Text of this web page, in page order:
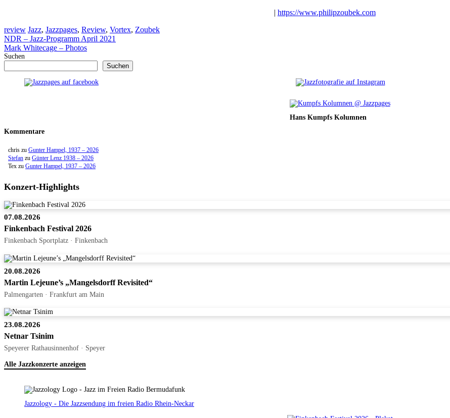
| https://www.philipzoubek.com
Kategorien
review Schlagwörter
Jazz, Jazzpages, Review, Vortex, Zoubek
NDR – Jazz-Programm April 2021
Mark Whitecage – Photos
Suchen
Suchen
Hans Kumpfs Kolumnen
Kommentare
chris zu Gunter Hampel, 1937 – 2026
Stefan zu Günter Lenz 1938 – 2026
Tex zu Gunter Hampel, 1937 – 2026
Konzert-Highlights
07.08.2026
Finkenbach Festival 2026
Finkenbach Sportplatz · Finkenbach
20.08.2026
Martin Lejeune’s „Mangelsdorff Revisited“
Palmengarten · Frankfurt am Main
23.08.2026
Netnar Tsinim
Speyerer Rathausinnenhof · Speyer
Alle Jazzkonzerte anzeigen
Jazzology - Die Jazzsendung im freien Radio Rhein-Neckar